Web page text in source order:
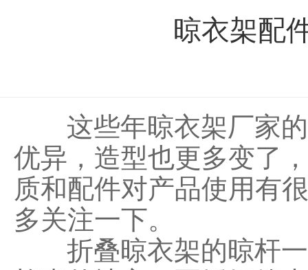
晾衣架配
这些年晾衣架厂家的
优异，造型也更多变了
质和配件对产品使用有
多关注一下。
折叠晾衣架的晾杆一